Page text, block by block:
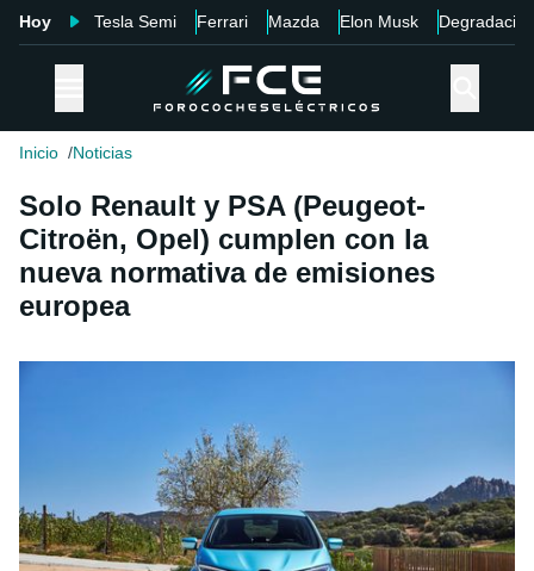
Hoy Tesla Semi Ferrari Mazda Elon Musk Degradación
Inicio Noticias
Solo Renault y PSA (Peugeot-
Citroën, Opel) cumplen con la
nueva normativa de emisiones
europea